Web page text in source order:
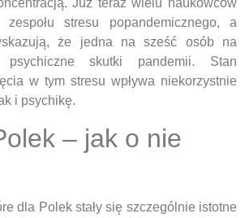
Już teraz wielu naukowców
stresu popandemicznego, a
że jedna na sześć osób na
psychiczne skutki pandemii. Stan
w tym stresu wpływa niekorzystnie
i psychikę.
– jak o nie
dla Polek stały się szczególnie istotne